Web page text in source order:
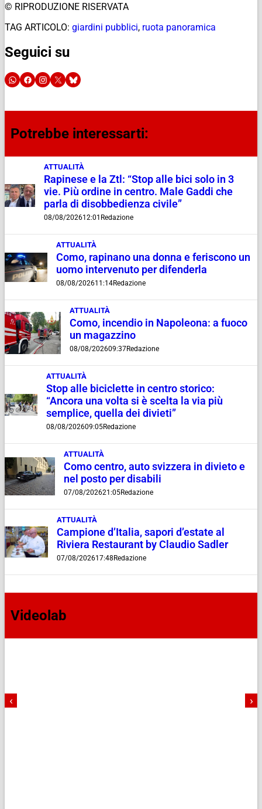
© RIPRODUZIONE RISERVATA
TAG ARTICOLO: giardini pubblici, ruota panoramica
Seguici su
Potrebbe interessarti:
ATTUALITÀ
Rapinese e la Ztl: “Stop alle bici solo in 3
vie. Più ordine in centro. Male Gaddi che
parla di disobbedienza civile”
08/08/202612:01 Redazione
ATTUALITÀ
Como, rapinano una donna e feriscono un
uomo intervenuto per difenderla
08/08/202611:14Redazione
ATTUALITÀ
Como, incendio in Napoleona: a fuoco
un magazzino
08/08/202609:37Redazione
ATTUALITÀ
Stop alle biciclette in centro storico:
“Ancora una volta si è scelta la via più
semplice, quella dei divieti”
08/08/202609:05Redazione
ATTUALITÀ
Como centro, auto svizzera in divieto e
nel posto per disabili
07/08/202621:05Redazione
ATTUALITÀ
Campione d’Italia, sapori d’estate al
Riviera Restaurant by Claudio Sadler
07/08/202617:48 Redazione
Videolab
‹ ›